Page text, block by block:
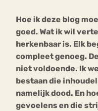
Hoe ik deze blog
goed. Wat ik wil
herkenbaar is. Elk
compleet genoeg.
niet voldoende. Ik
bestaan die
namelijk dood. En
gevoelens en die
Bouli
mia
Nerv
osa
Eetbuien
Orthorexia